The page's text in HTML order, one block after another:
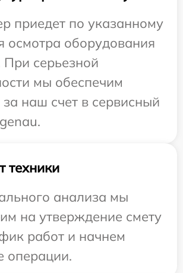
приедет по указанному
осмотра оборудования
При серьезной
мы обеспечим
за наш счет в сервисный
техники
анализа мы
на утверждение смету
работ и начнем
операции.